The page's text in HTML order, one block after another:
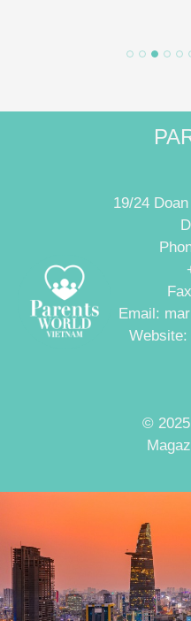
19/24
Email:
Website:
©